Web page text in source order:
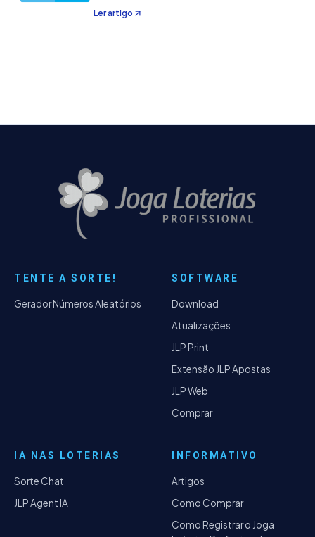
Profissional. - Adicionado o complemento
de Unir Arquivos de Jogos TXT - Adicionado
Ler artigo
TENTE A SORTE!
Gerador Números Aleatórios
SOFTWARE
Download
Atualizações
JLP Print
Extensão JLP Apostas
JLP Web
Comprar
IA NAS LOTERIAS
Sorte Chat
JLP Agent IA
INFORMATIVO
Artigos
Como Comprar
Como Registrar o Joga